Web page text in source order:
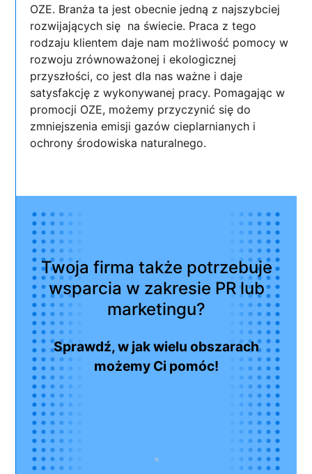
OZE. Branża ta jest obecnie jedną z najszybciej
rozwijających się na świecie. Praca z tego
rodzaju klientem daje nam możliwość pomocy w
rozwoju zrównoważonej i ekologicznej
przyszłości, co jest dla nas ważne i daje
satysfakcję z wykonywanej pracy. Pomagając w
promocji OZE, możemy przyczynić się do
zmniejszenia emisji gazów cieplarnianych i
ochrony środowiska naturalnego.
Twoja firma także potrzebuje
wsparcia w zakresie PR lub
marketingu?
Sprawdź, w jak wielu obszarach
możemy Ci pomóc!